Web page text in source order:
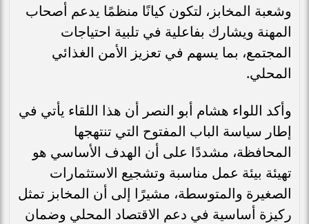
وشعبة المخابز، لتكون كيانًا منظمًا يدعم أصحاب
المهنة ويشارك بفاعلية في تلبية احتياجات
المجتمع، بما يسهم في تعزيز الأمن الغذائي
المحلي.
وأكد اللواء هشام أبو النصر أن هذا اللقاء يأتي في
إطار سياسة الباب المفتوح التي تنتهجها
المحافظة، مشددًا على أن الهدف الأساسي هو
تهيئة بيئة عمل مناسبة وتشجيع الاستثمارات
الصغيرة والمتوسطة، مشيرًا إلى أن المخابز تمثل
ركيزة أساسية في دعم الاقتصاد المحلي وضمان